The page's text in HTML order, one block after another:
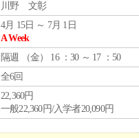
川野 文彰
4月 15日 ～ 7月 1日
A Week
隔週 （金） 16 ：30 ～ 17 ：50
全6回
22,360円
一般22,360円/入学者20,090円